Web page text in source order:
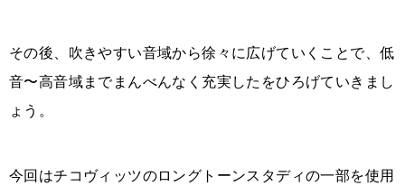
その後、吹きやすい音域から徐々に広げていくことで、低
音〜高音域までまんべんなく充実したをひろげていきまし
ょう。
今回はチコヴィッツのロングトーンスタディの一部を使用